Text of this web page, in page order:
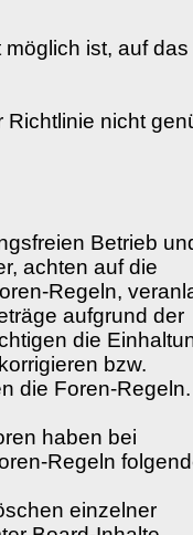
ist, auf das
Richtlinie nicht
Betrieb
achten auf die
Regeln,
aufgrund der
die
bzw.
die Foren-Regeln.
haben bei
Regeln
einzelner